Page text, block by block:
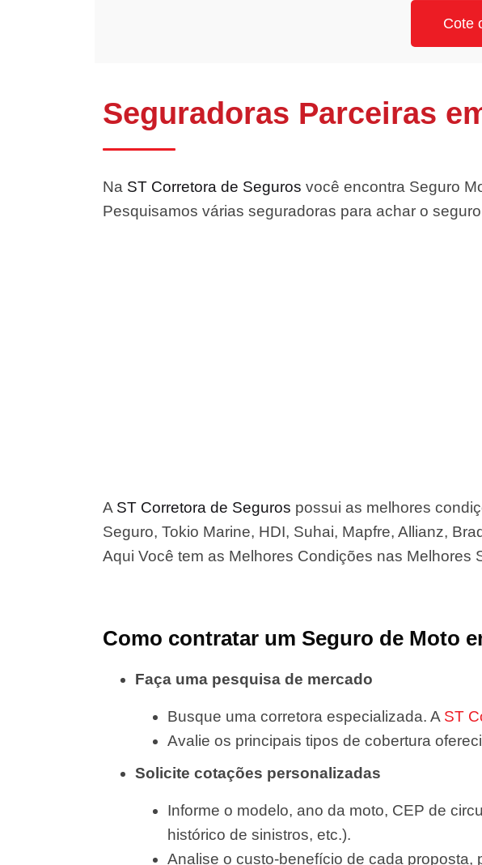
Cote
Seguradoras Parceiras
Na ST Corretora de Seguros você encontra Seguro
Pesquisamos várias seguradoras para achar o
A ST Corretora de Seguros possui as melhores
Seguro, Tokio Marine, HDI, Suhai, Mapfre, Allianz,
Aqui Você tem as Melhores Condições nas Melhores
Como contratar um Seguro de Moto
Faça uma pesquisa de mercado
Busque uma corretora especializada. A ST
Avalie os principais tipos de cobertura
Solicite cotações personalizadas
Informe o modelo, ano da moto, CEP de
histórico de sinistros, etc.).
Analise o custo-benefício de cada